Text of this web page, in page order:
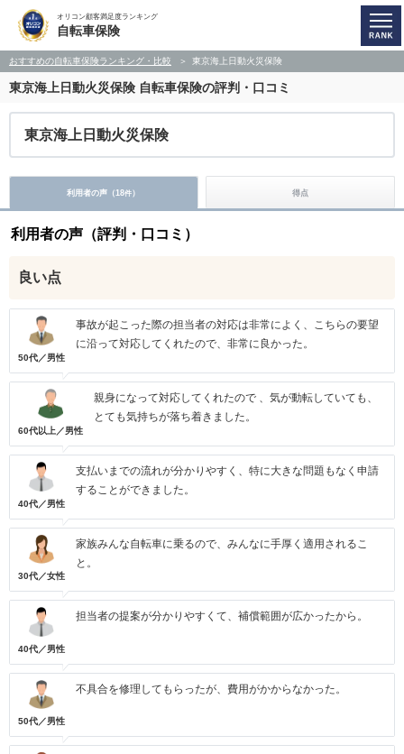
オリコン顧客満足度ランキング
自転車保険
おすすめの自転車保険ランキング・比較 東京海上日動火災保険
東京海上日動火災保険 自転車保険の評判・口コミ
東京海上日動火災保険
利用者の声（18件） 得点
利用者の声（評判・口コミ）
良い点
50代／男性
事故が起こった際の担当者の対応は非常によく、こちらの要望
に沿って対応してくれたので、非常に良かった。
60代以上／男性
親身になって対応してくれたので 、気が動転していても、
とても気持ちが落ち着きました。
40代／男性
支払いまでの流れが分かりやすく、特に大きな問題もなく申請
することができました。
30代／女性
家族みんな自転車に乗るので、みんなに手厚く適用されるこ
と。
40代／男性
担当者の提案が分かりやすくて、補償範囲が広かったから。
50代／男性
不具合を修理してもらったが、費用がかからなかった。